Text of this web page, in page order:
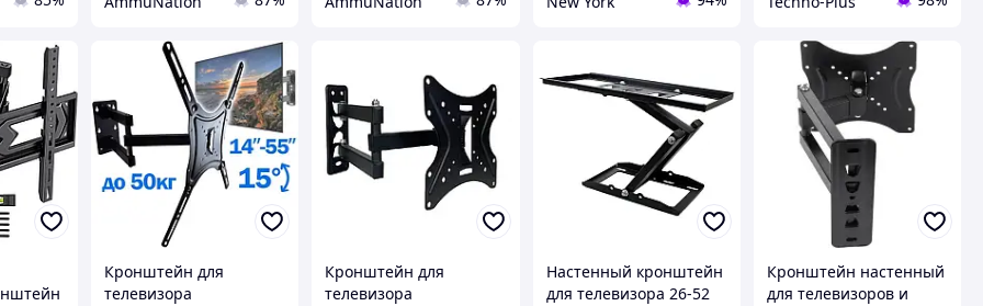
Кронштейн для
телевизора
Кронштейн для
телевизора
Настенный кронштейн
для телевизора 26-52
Кронштейн настенный
для телевизоров и